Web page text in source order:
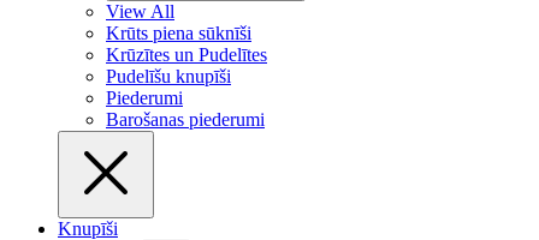
View All
Krūts piena sūknīši
Krūzītes un Pudelītes
Pudelīšu knupīši
Piederumi
Barošanas piederumi
Knupīši